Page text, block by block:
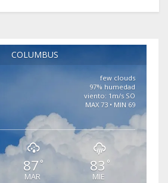
COLUMBUS
few clouds
97% humedad
viento: 1m/s SO
MAX 73 • MIN 69
87 °
MAR
83 °
MIE